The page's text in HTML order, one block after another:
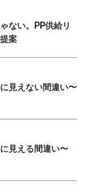
ない。PP供給リ
案
見えない間違い〜
見える間違い〜